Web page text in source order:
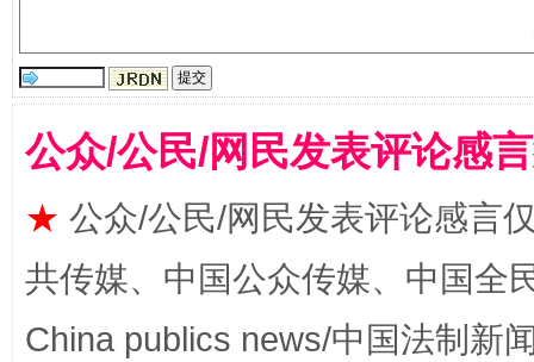
全民健身五年计划来了！等你上场
公众/公民/网民发表评论感
★ 公众/公民/网民发表评论感言
共传媒、中国公众传媒、中国全
China publics news/中国法制新